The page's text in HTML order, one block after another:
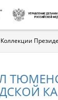
Коллекции